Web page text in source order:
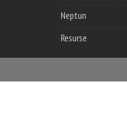
Neptun
Resurse